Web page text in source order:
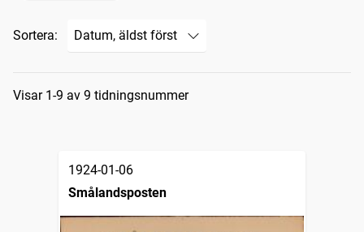
Sortera:
Sökresultat
Visar 1-9 av 9 tidningsnummer
1924-01-06
Smålandsposten